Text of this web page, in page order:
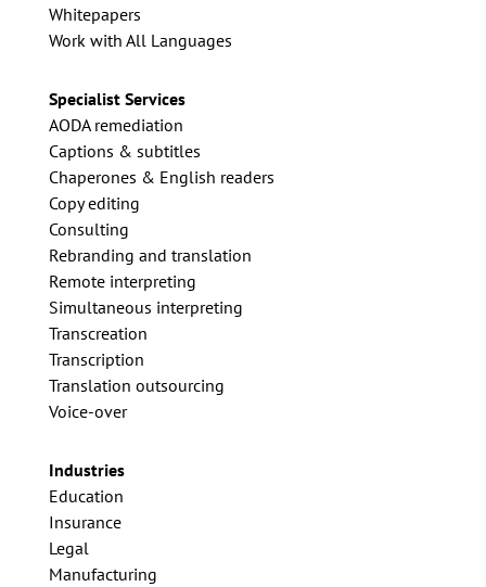
Whitepapers
Work with All Languages
Specialist Services
AODA remediation
Captions & subtitles
Chaperones & English readers
Copy editing
Consulting
Rebranding and translation
Remote interpreting
Simultaneous interpreting
Transcreation
Transcription
Translation outsourcing
Voice-over
Industries
Education
Insurance
Legal
Manufacturing